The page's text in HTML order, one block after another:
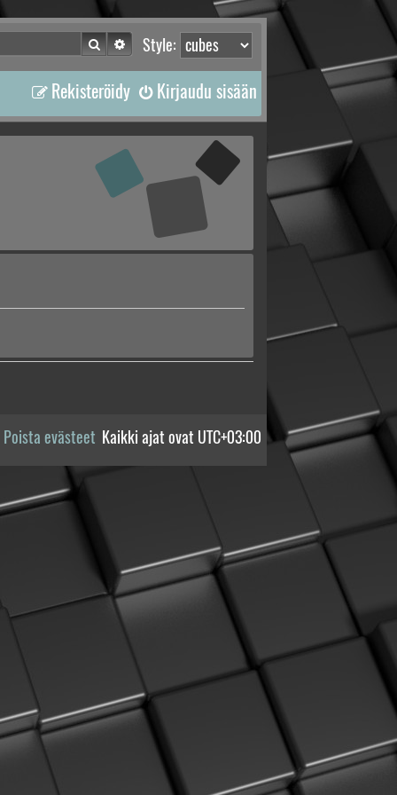
Style:
Etsi Tarkennettu haku
Kirjaudu sisään
Rekisteröidy
Kaikki ajat ovat UTC+03:00
Poista evästeet